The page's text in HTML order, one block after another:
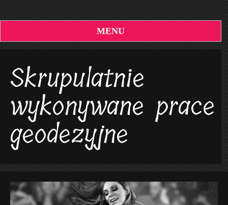
MENU
Skrupulatnie
wykonywane prace
geodezyjne